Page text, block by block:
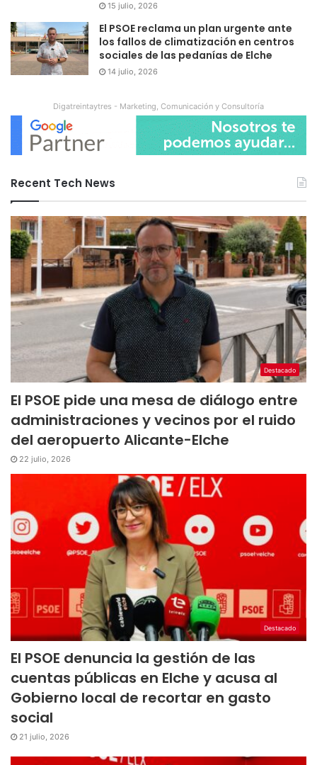
15 julio, 2026
El PSOE reclama un plan urgente ante
los fallos de climatización en centros
sociales de las pedanías de Elche
14 julio, 2026
Digatreintaytres - Marketing, Comunicación y Consultoría
Recent Tech News
Destacado
El PSOE pide una mesa de diálogo entre
administraciones y vecinos por el ruido
del aeropuerto Alicante-Elche
22 julio, 2026
Destacado
El PSOE denuncia la gestión de las
cuentas públicas en Elche y acusa al
Gobierno local de recortar en gasto
social
21 julio, 2026